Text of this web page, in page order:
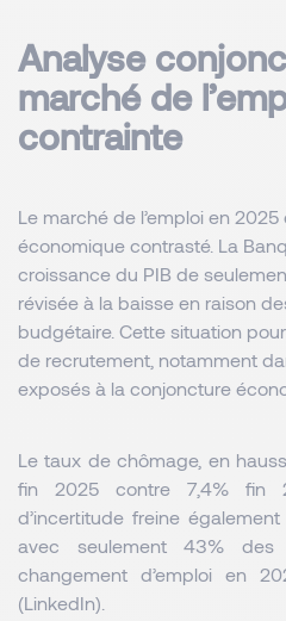
Analyse
marché de
contrainte
Le marché de l’emploi en
économique contrasté. La
croissance du PIB de
révisée à la baisse en raison
budgétaire. Cette situation
de recrutement, notamment
exposés à la conjoncture
Le taux de chômage, en
fin 2025 contre 7,4% fin
d’incertitude freine
avec seulement 43% des
changement d’emploi en
(LinkedIn).